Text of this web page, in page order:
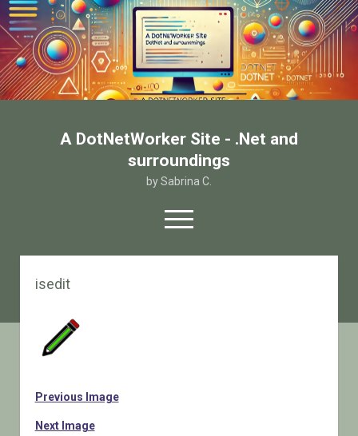
A DotNetWorker Site - .Net and
surroundings
by Sabrina C.
open
menu
twitterfacebook
email-form
isedit
Previous Image
Next Image